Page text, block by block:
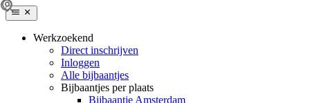
Werkzoekend
Direct inschrijven
Inloggen
Alle bijbaantjes
Bijbaantjes per plaats
Bijbaantje Amsterdam